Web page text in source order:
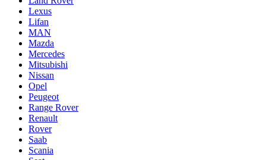
Lexus
Lifan
MAN
Mazda
Mercedes
Mitsubishi
Nissan
Opel
Peugeot
Range Rover
Renault
Rover
Saab
Scania